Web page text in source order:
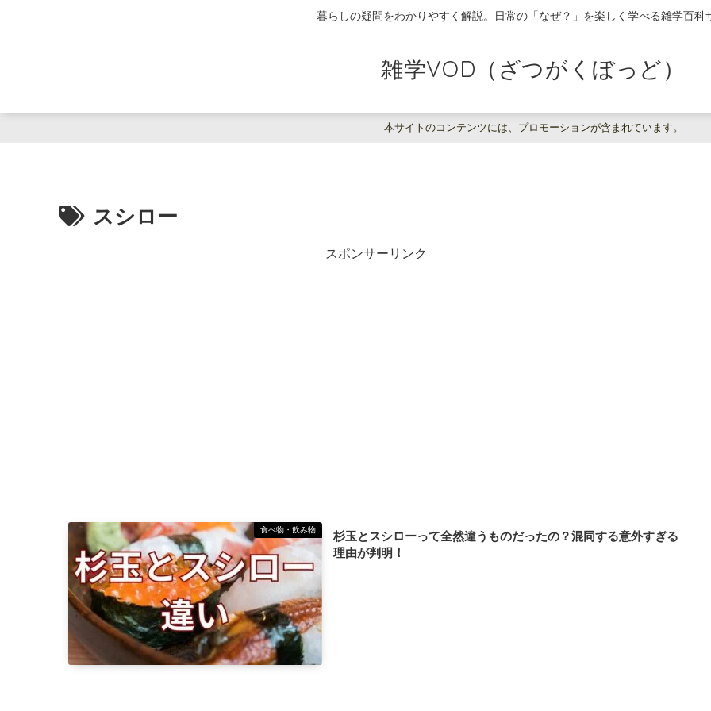
暮らしの疑問をわかりやすく解説。日常の「なぜ？」を楽しく学べる雑学百科
雑学VOD（ざつがくぼっど）
本サイトのコンテンツには、プロモーションが含まれています。
スシロー
スポンサーリンク
食べ物・飲み物
杉玉とスシローって全然違うものだったの？混同する意外すぎる
理由が判明！